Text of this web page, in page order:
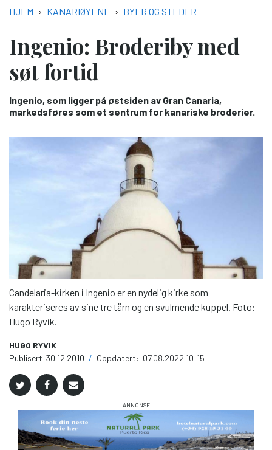
NAVIGASJONSSTI
HJEM KANARIØYENE BYER OG STEDER
Ingenio: Broderiby med
søt fortid
Ingenio, som ligger på østsiden av Gran Canaria,
markedsføres som et sentrum for kanariske broderier.
Candelaria-kirken i Ingenio er en nydelig kirke som
karakteriseres av sine tre tårn og en svulmende kuppel. Foto:
Hugo Ryvik.
HUGO RYVIK
Publisert 30.12.2010 / Oppdatert: 07.08.2022 10:15